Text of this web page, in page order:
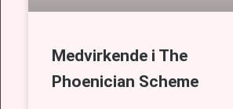
Medvirkende i The
Phoenician Scheme